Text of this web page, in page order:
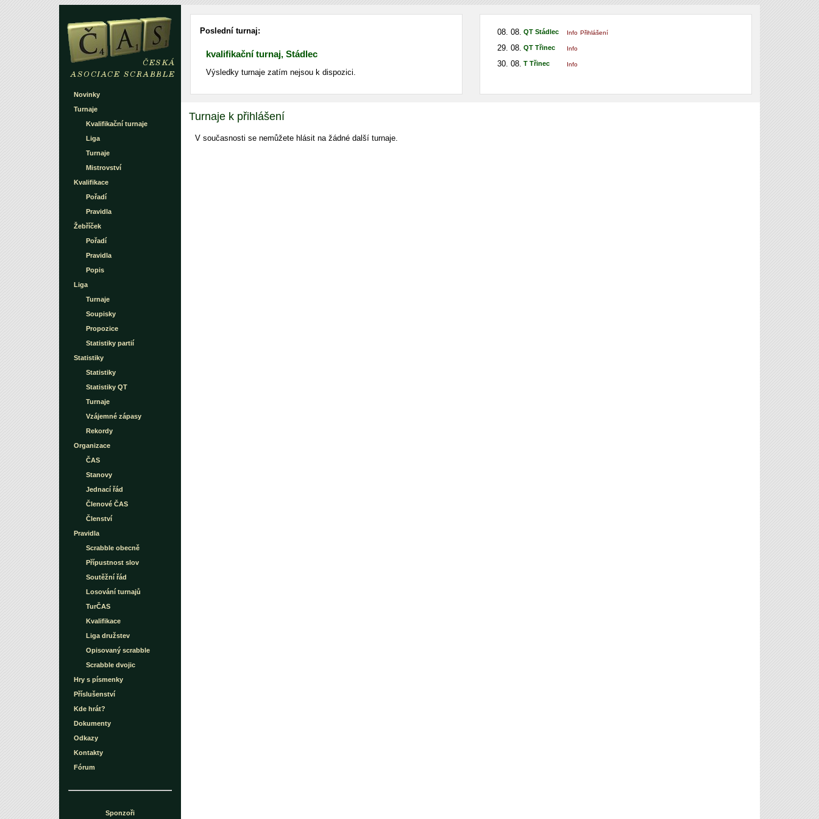
Novinky
Turnaje
Kvalifikační turnaje
Liga
Turnaje
Mistrovství
Kvalifikace
Pořadí
Pravidla
Žebříček
Pořadí
Pravidla
Popis
Liga
Turnaje
Soupisky
Propozice
Statistiky partií
Statistiky
Statistiky
Statistiky QT
Turnaje
Vzájemné zápasy
Rekordy
Organizace
ČAS
Stanovy
Jednací řád
Členové ČAS
Členství
Pravidla
Scrabble obecně
Přípustnost slov
Soutěžní řád
Losování turnajů
TurČAS
Kvalifikace
Liga družstev
Opisovaný scrabble
Scrabble dvojic
Hry s písmenky
Příslušenství
Kde hrát?
Dokumenty
Odkazy
Kontakty
Fórum
Sponzoři
Poslední turnaj:
kvalifikační turnaj, Stádlec
Výsledky turnaje zatím nejsou k dispozici.
08. 08. QT Stádlec Info Přihlášení
29. 08. QT Třinec Info
30. 08. T Třinec Info
Turnaje k přihlášení
V současnosti se nemůžete hlásit na žádné další turnaje.